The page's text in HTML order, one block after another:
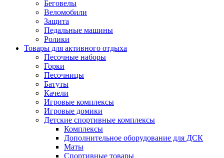
Беговелы
Веломобили
Защита
Педальные машины
Ролики
Товары для активного отдыха
Песочные наборы
Горки
Песочницы
Батуты
Качели
Игровые комплексы
Игровые домики
Детские спортивные комплексы
Комплексы
Дополнительное оборудование для ДСК
Маты
Спортивные товары